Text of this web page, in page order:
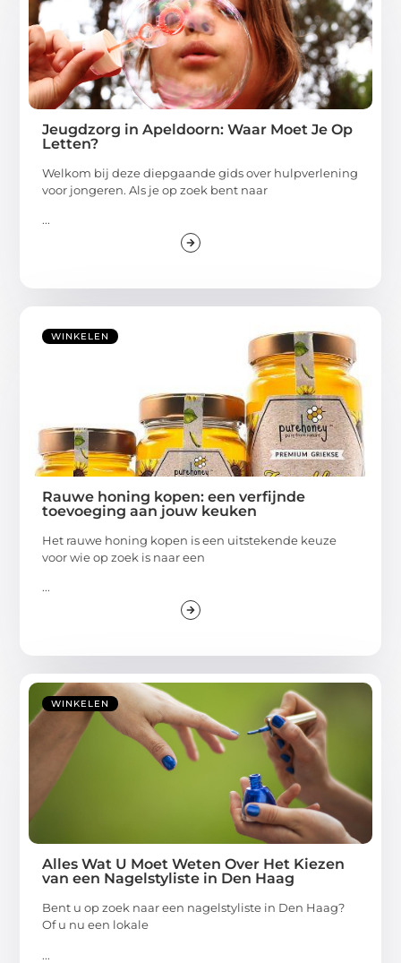
Jeugdzorg in Apeldoorn: Waar Moet Je Op
Letten?
Welkom bij deze diepgaande gids over hulpverlening
voor jongeren. Als je op zoek bent naar
...
WINKELEN
Rauwe honing kopen: een verfijnde
toevoeging aan jouw keuken
Het rauwe honing kopen is een uitstekende keuze
voor wie op zoek is naar een
...
WINKELEN
Alles Wat U Moet Weten Over Het Kiezen
van een Nagelstyliste in Den Haag
Bent u op zoek naar een nagelstyliste in Den Haag?
Of u nu een lokale
...